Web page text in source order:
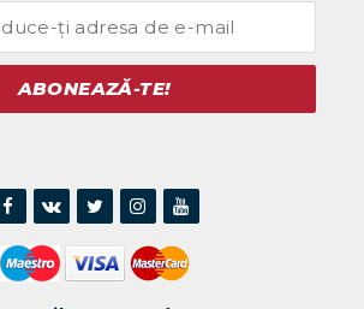
ABONEAZĂ-TE!